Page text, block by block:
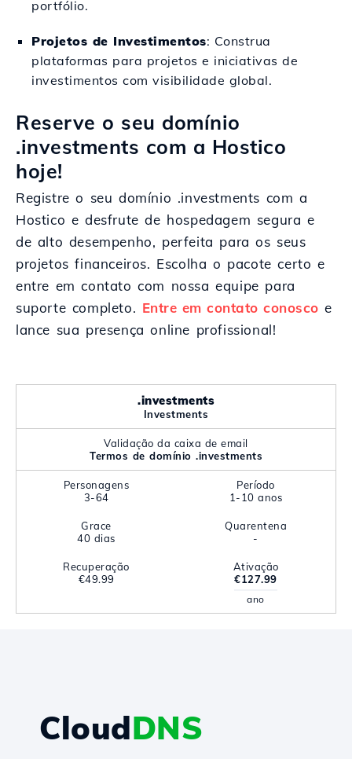
portfólio.
Projetos de Investimentos: Construa
plataformas para projetos e iniciativas de
investimentos com visibilidade global.
Reserve o seu domínio
.investments com a Hostico
hoje!
Registre o seu domínio .investments com a
Hostico e desfrute de hospedagem segura e
de alto desempenho, perfeita para os seus
projetos financeiros. Escolha o pacote certo e
entre em contato com nossa equipe para
suporte completo. Entre em contato conosco e
lance sua presença online profissional!
.investments
Investments
Validação da caixa de email
Termos de domínio .investments
Personagens
3-64
Período
1-10 anos
Grace
40 dias
Quarentena
-
Recuperação
€49.99
Ativação
€127.99
ano
CloudDNS